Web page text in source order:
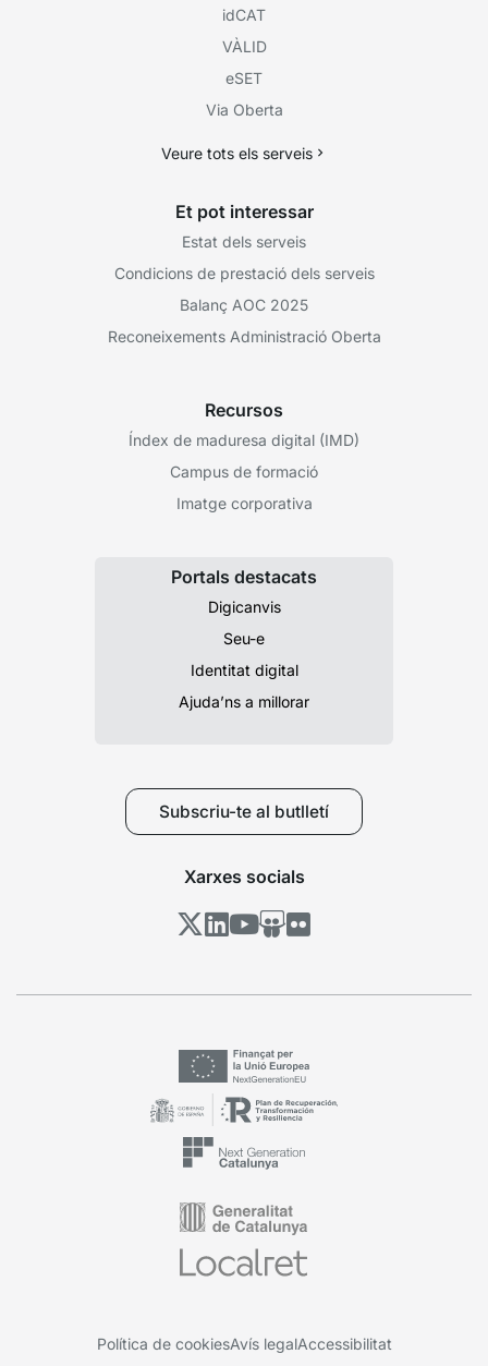
idCAT
VÀLID
eSET
Via Oberta
Veure tots els serveis
Et pot interessar
Estat dels serveis
Condicions de prestació dels serveis
Balanç AOC 2025
Reconeixements Administració Oberta
Recursos
Índex de maduresa digital (IMD)
Campus de formació
Imatge corporativa
Portals destacats
Digicanvis
Seu-e
Identitat digital
Ajuda’ns a millorar
Subscriu-te al butlletí
Xarxes socials
Política de cookiesAvís legalAccessibilitat